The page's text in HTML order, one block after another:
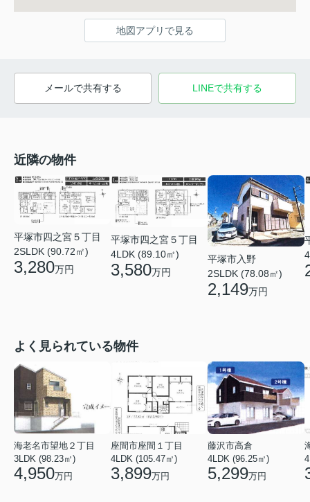
地図アプリで見る
メールで共有する LINEで共有する
近隣の物件
平塚市四之宮５丁目
2SLDK (90.72㎡)
3,280万円
平塚市四之宮５丁目
4LDK (89.10㎡)
3,580万円
平塚市入野
2SLDK (78.08㎡)
2,149万円
よく見られている物件
海老名市望地２丁目
3LDK (98.23㎡)
4,950万円
座間市座間１丁目
4LDK (105.47㎡)
3,899万円
藤沢市高倉
4LDK (96.25㎡)
5,299万円